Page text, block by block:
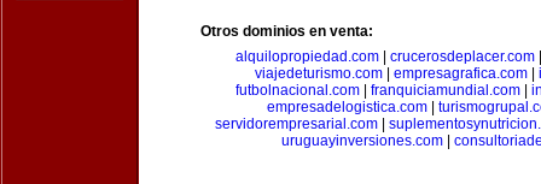
Otros dominios en venta:
alquilopropiedad.com| crucerosdeplacer.com
viajedeturismo.com| empresagrafica.com|
futbolnacional.com
franquiciamundial.com
empresadelogistica.com
servidorempresarial.com|
uruguayinversiones.com